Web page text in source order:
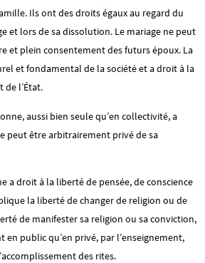
Ils ont des droits égaux au regard du
et lors de sa dissolution. Le mariage ne peut
et plein consentement des futurs époux. La
et fondamental de la société et a droit à la
de l’État.
aussi bien seule qu’en collectivité, a
peut être arbitrairement privé de sa
a droit à la liberté de pensée, de conscience
la liberté de changer de religion ou de
de manifester sa religion ou sa conviction,
public qu’en privé, par l’enseignement,
des rites.